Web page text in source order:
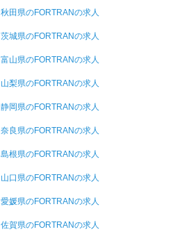
秋田県のFORTRANの求人
茨城県のFORTRANの求人
富山県のFORTRANの求人
山梨県のFORTRANの求人
静岡県のFORTRANの求人
奈良県のFORTRANの求人
島根県のFORTRANの求人
山口県のFORTRANの求人
愛媛県のFORTRANの求人
佐賀県のFORTRANの求人